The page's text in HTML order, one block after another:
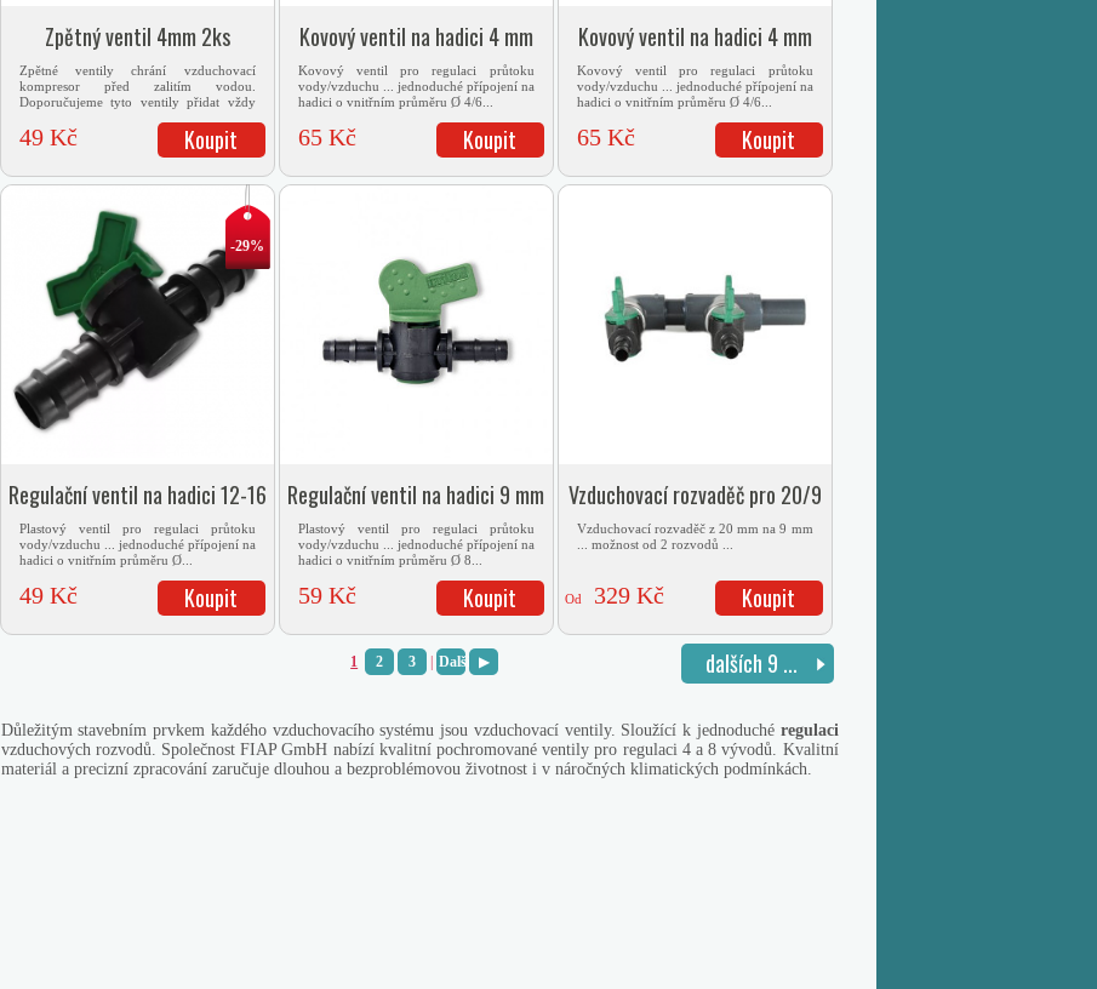
Zpětný ventil 4mm 2ks
Zpětné ventily chrání vzduchovací
kompresor před zalitím vodou.
Doporučujeme tyto ventily přidat vždy
49 Kč Koupit
Kovový ventil na hadici 4 mm
Kovový ventil pro regulaci průtoku
vody/vzduchu ... jednoduché přípojení na
hadici o vnitřním průměru Ø 4/6...
65 Kč Koupit
Kovový ventil na hadici 4 mm
Kovový ventil pro regulaci průtoku
vody/vzduchu ... jednoduché přípojení na
hadici o vnitřním průměru Ø 4/6...
65 Kč Koupit
-29%
Regulační ventil na hadici 12-16
mm
Plastový ventil pro regulaci průtoku
vody/vzduchu ... jednoduché přípojení na
hadici o vnitřním průměru Ø...
49 Kč Koupit
Regulační ventil na hadici 9 mm
Plastový ventil pro regulaci průtoku
vody/vzduchu ... jednoduché přípojení na
hadici o vnitřním průměru Ø 8...
59 Kč Koupit
Vzduchovací rozvaděč pro 20/9
mm hadičku
Vzduchovací rozvaděč z 20 mm na 9 mm
... možnost od 2 rozvodů ...
Od 329 Kč Koupit
dalších 9 ...
1 2 3 Další ▶
Důležitým stavebním prvkem každého vzduchovacího systému jsou vzduchovací ventily. Sloužící k jednoduché regulaci
vzduchových rozvodů. Společnost FIAP GmbH nabízí kvalitní pochromované ventily pro regulaci 4 a 8 vývodů. Kvalitní
materiál a precizní zpracování zaručuje dlouhou a bezproblémovou životnost i v náročných klimatických podmínkách.